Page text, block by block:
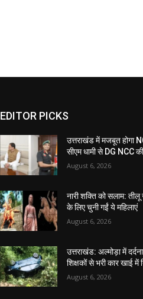
EDITOR PICKS
उत्तराखंड में मजबूत होगा
सीएम धामी से DG NCC
August 6, 2026
नारी शक्ति को सलाम: तीलू
के लिए चुनी गईं ये महिलाएं
August 6, 2026
उत्तराखंड: अल्मोड़ा में
शिक्षकों से भरी कार खाई में
August 6, 2026